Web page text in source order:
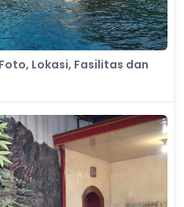
Lokasi, Fasilitas dan